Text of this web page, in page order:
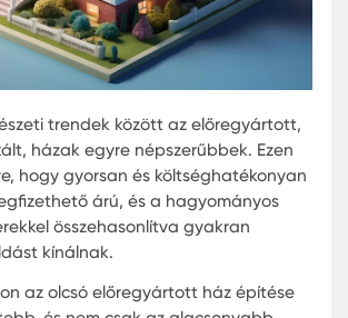
trendek között az
hogy gyorsan és